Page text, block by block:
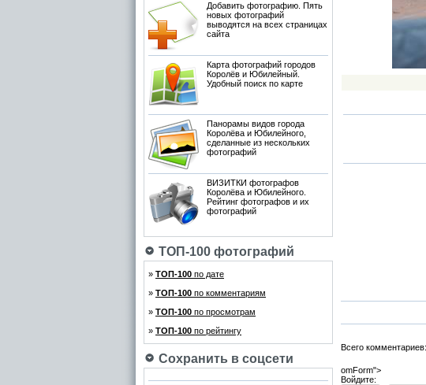
Добавить фотографию. Пять
новых фотографий
выводятся на всех страницах
сайта
Карта фотографий городов
Королёв и Юбилейный.
Удобный поиск по карте
Панорамы видов города
Королёва и Юбилейного,
сделанные из нескольких
фотографий
ВИЗИТКИ фотографов
Королёва и Юбилейного.
Рейтинг фотографов и их
фотографий
ТОП-100 фотографий
» ТОП-100 по дате
» ТОП-100 по комментариям
» ТОП-100 по просмотрам
» ТОП-100 по рейтингу
Сохранить в соцсети
Всего комментариев:
omForm">
Войдите: